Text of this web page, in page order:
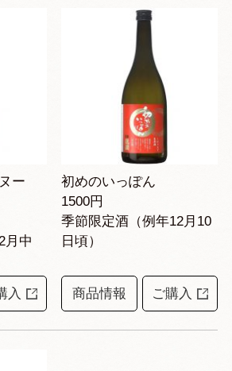
ー
月中
入
初めのいっぽん
1500円
季節限定酒（例年12月10
日頃）
商品情報 ご購入